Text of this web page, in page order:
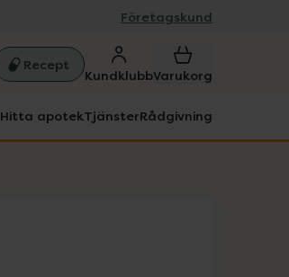
Företagskund
Recept
KundklubbVarukorg
Hitta apotekTjänsterRådgivning